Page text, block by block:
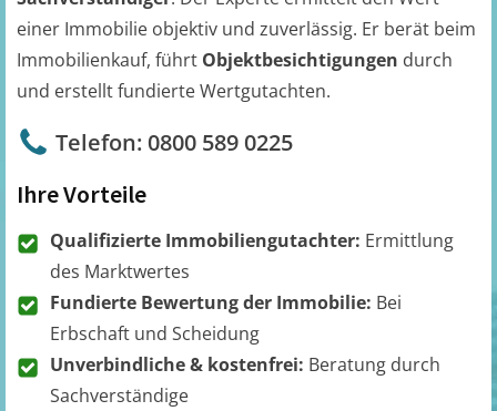
einer Immobilie objektiv und zuverlässig. Er berät beim
Immobilienkauf, führt Objektbesichtigungen durch
und erstellt fundierte Wertgutachten.
Telefon: 0800 589 0225
Ihre Vorteile
Qualifizierte Immobiliengutachter: Ermittlung
des Marktwertes
Fundierte Bewertung der Immobilie: Bei
Erbschaft und Scheidung
Unverbindliche & kostenfrei: Beratung durch
Sachverständige